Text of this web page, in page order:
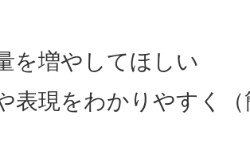
を増やしてほしい
表現をわかりやすく